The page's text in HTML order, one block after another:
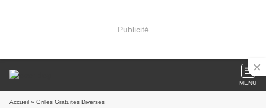
Publicité
MENU
Accueil » Grilles Gratuites Diverses